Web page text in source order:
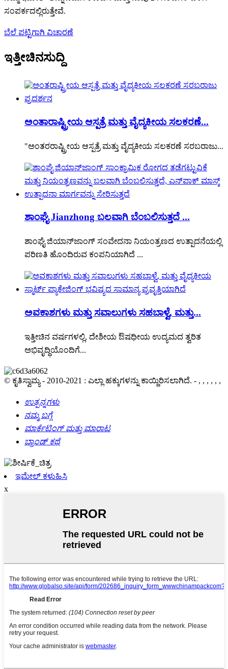
ಸಂಪರ್ಕದಲ್ಲಿರುತ್ತೇವೆ.
ಬೆಲೆ ಪಟ್ಟಿಗಾಗಿ ವಿಚಾರಣೆ
ಇತ್ತೀಚಿನಸುದ್ದಿ
ಅಂತಾರಾಷ್ಟ್ರೀಯ ಆಸ್ಪತ್ರೆ ಮತ್ತು ವೈದ್ಯಕೀಯ ಸಲಕರಣೆ...
"ಅಂತರರಾಷ್ಟ್ರೀಯ ಆಸ್ಪತ್ರೆ ಮತ್ತು ವೈದ್ಯಕೀಯ ಸಲಕರಣೆ ಸರಬರಾಜು...
ಶಾಂಘೈ Jianzhong ಬಲವಾಗಿ ಬೆಂಬಲಿಸುತ್ತದೆ ...
ಶಾಂಘೈ ಜಿಯಾನ್‌ಜಾಂಗ್ ಸಂವೇದನಾ ನಿಯಂತ್ರಣದ ಉತ್ಪಾದನೆಯಲ್ಲಿ
ಪರಿಣತಿ ಹೊಂದಿರುವ ಕಂಪನಿಯಾಗಿದೆ ...
ಅವಕಾಶಗಳು ಮತ್ತು ಸವಾಲುಗಳು ಸಹಬಾಳ್ವೆ, ಮತ್ತು...
ಇತ್ತೀಚಿನ ವರ್ಷಗಳಲ್ಲಿ, ದೇಶೀಯ ಔಷಧೀಯ ಉದ್ಯಮದ ತ್ವರಿತ
ಅಭಿವೃದ್ಧಿಯೊಂದಿಗೆ...
© ಕೃತಿಸ್ವಾಮ್ಯ - 2010-2021 : ಎಲ್ಲಾ ಹಕ್ಕುಗಳನ್ನು ಕಾಯ್ದಿರಿಸಲಾಗಿದೆ. - , , , , , ,
ಉತ್ಪನ್ನಗಳು
ನಮ್ಮ ಬಗ್ಗೆ
ಮಾರ್ಕೆಟಿಂಗ್ ಮತ್ತು ಮಾರಾಟ
ಬ್ರಾಂಡ್ ಕಥೆ
ಇಮೇಲ್ ಕಳುಹಿಸಿ
x